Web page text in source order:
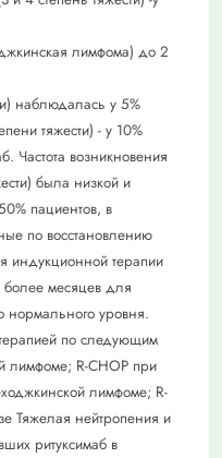
лимфома) до 2
наблюдалась у 5%
тяжести) - у 10%
Частота возникновения
была низкой и
пациентов, в
по восстановлению
индукционной терапии
более месяцев для
нормального уровня.
по следующим
лимфоме; R-CHOP при
лимфоме; R-
Тяжелая нейтропения и
ритуксимаб в